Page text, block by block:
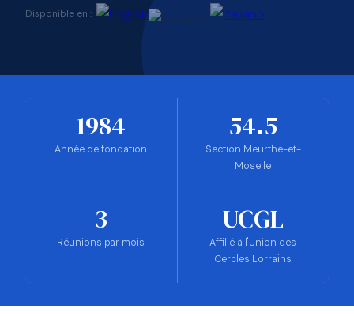
Disponible en :
1984
Année de fondation
54.5
Section Meurthe-et-
Moselle
3
Réunions par mois
UCGL
Affilié à l'Union des
Cercles Lorrains